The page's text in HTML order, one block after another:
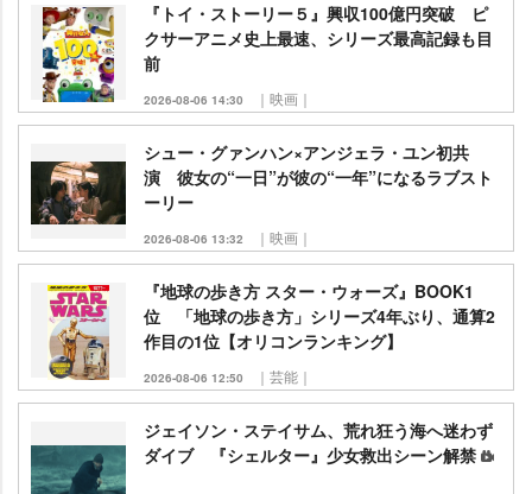
『トイ・ストーリー５』興収100億円突破 ピ
クサーアニメ史上最速、シリーズ最高記録も目
前
2026-08-06 14:30 ｜映画｜
シュー・グァンハン×アンジェラ・ユン初共
演 彼女の“一日”が彼の“一年”になるラブスト
ーリー
2026-08-06 13:32 ｜映画｜
『地球の歩き方 スター・ウォーズ』BOOK1
位 「地球の歩き方」シリーズ4年ぶり、通算2
作目の1位【オリコンランキング】
2026-08-06 12:50 ｜芸能｜
ジェイソン・ステイサム、荒れ狂う海へ迷わず
ダイブ 『シェルター』少女救出シーン解禁